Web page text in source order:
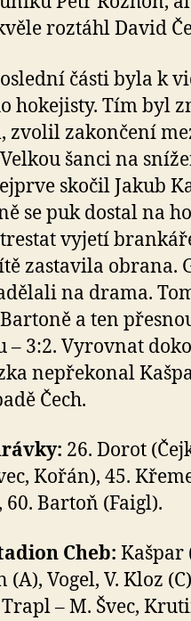
roztáhl David
části byla k
hokejisty. Tím byl
zvolil zakončení
šanci na
skočil Jakub
se puk dostal na
vyjetí
zastavila obrana.
na drama.
a ten
– 3:2. Vyrovnat
nepřekonal
Čech.
26. Dorot
Kořán), 45.
60. Bartoň (Faigl).
Cheb: Kašpar
(A), Vogel, V. Kloz
Trapl – M. Švec,